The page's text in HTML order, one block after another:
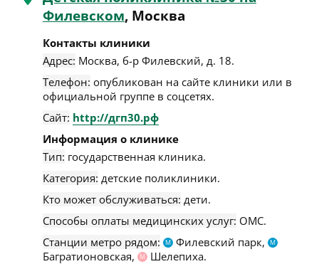
Филевском, Москва
Контакты клиники
Адрес: Москва, б-р Филевский, д. 18.
Телефон: опубликован на сайте клиники или в
официальной группе в соцсетях.
Сайт: http://дгп30.рф
Информация о клинике
Тип: государственная клиника.
Категория: детские поликлиники.
Кто может обслуживаться: дети.
Способы оплаты медицинских услуг: ОМС.
Станции метро рядом:
М Филевский парк, М
Багратионовская, М
Шелепиха.